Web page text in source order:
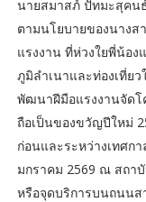
นายสมาสภ์ ปัทมะสุคน
ตามนโยบายของนางส
แรงงาน ที่ห่วงใยพี่น้อ
ภูมิลำเนาและท่องเที่ย
พัฒนาฝีมือแรงงานจัดโ
ถือเป็นของขวัญปีใหม่
ก่อนและระหว่างเทศก
มกราคม 2569 ณ สถา
หรือจุดบริการบนถนนส